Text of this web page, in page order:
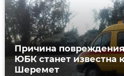
Причина
ЮБК станет известна
Шеремет